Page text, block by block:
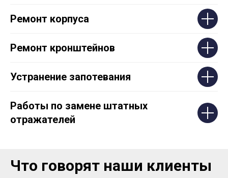
Ремонт корпуса
Ремонт кронштейнов
Устранение запотевания
Работы по замене штатных
отражателей
Что говорят наши клиенты